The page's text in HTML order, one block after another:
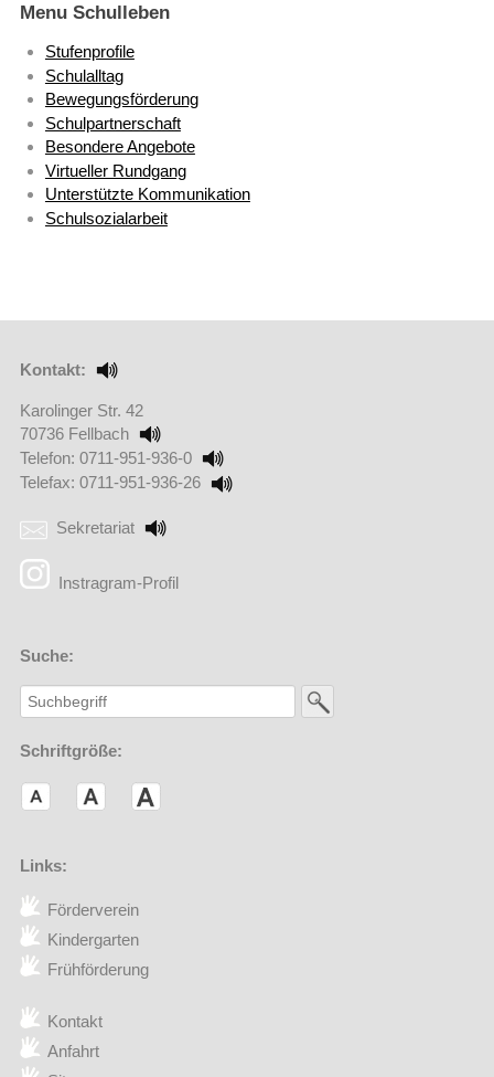
Menu Schulleben
Stufenprofile
Schulalltag
Bewegungsförderung
Schulpartnerschaft
Besondere Angebote
Virtueller Rundgang
Unterstützte Kommunikation
Schulsozialarbeit
Kontakt:
Karolinger Str. 42
70736 Fellbach
Telefon: 0711-951-936-0
Telefax: 0711-951-936-26
Sekretariat
Instragram-Profil
Suche:
Schriftgröße:
Links:
Förderverein
(Externer Link öffnet in einem neuen Browserfenster)
Kindergarten
Frühförderung
Kontakt
Anfahrt